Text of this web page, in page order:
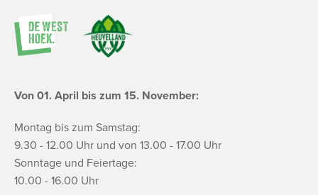
Von 01. April bis zum 15. November:
Montag bis zum Samstag:
9.30 - 12.00 Uhr und von 13.00 - 17.00 Uhr
Sonntage und Feiertage:
10.00 - 16.00 Uhr